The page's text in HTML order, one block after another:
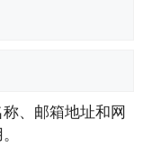
、邮箱地址和网